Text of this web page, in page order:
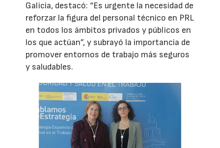
Galicia, destacó: “Es urgente la necesidad de
reforzar la figura del personal técnico en PRL
en todos los ámbitos privados y públicos en
los que actúan”, y subrayó la importancia de
promover entornos de trabajo más seguros
y saludables.